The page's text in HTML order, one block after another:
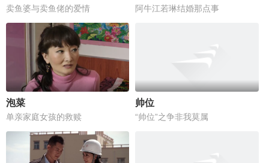
卖鱼婆与卖鱼佬的爱情 阿牛江若琳结婚那点事
泡菜
单亲家庭女孩的救赎
帅位
“帅位”之争非我莫属